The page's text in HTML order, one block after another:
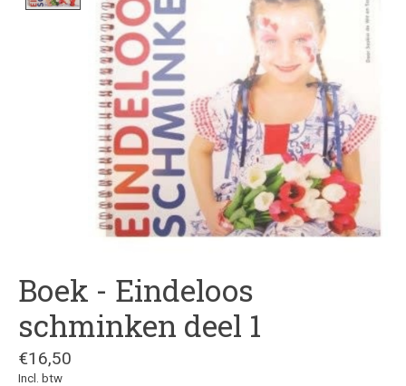
Boek - Eindeloos
schminken deel 1
€16,50
Incl. btw